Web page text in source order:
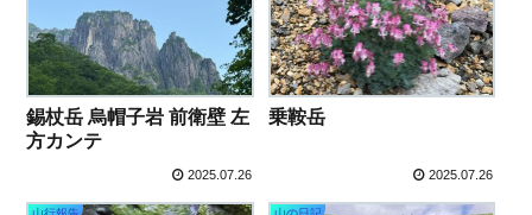
錫杖岳 烏帽子岩 前衛壁 左
方カンテ
2025.07.26
乗鞍岳
2025.07.26